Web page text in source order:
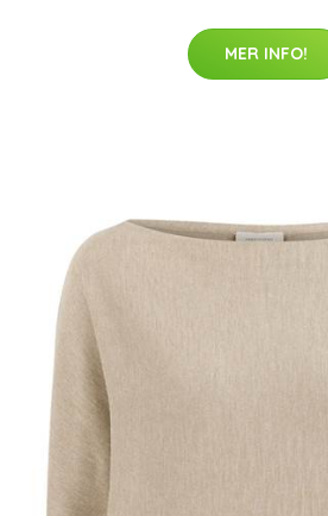
MER INFO!